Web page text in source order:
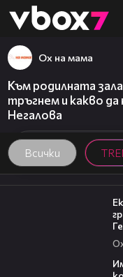
👾
Всички
Ох на мама
Към родилната
тръгнем и какво
Негалова
22:19